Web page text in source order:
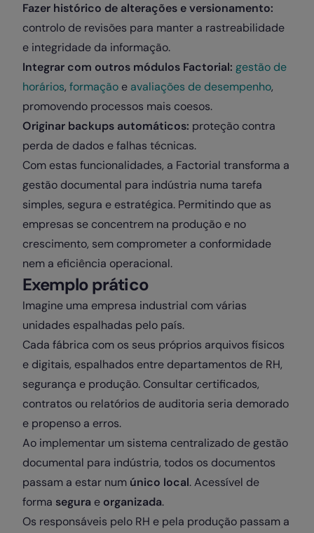
Fazer histórico de alterações e versionamento:
controlo de revisões para manter a rastreabilidade
e integridade da informação.
Integrar com outros módulos Factorial: gestão de
horários, formação e avaliações de desempenho,
promovendo processos mais coesos.
Originar backups automáticos: proteção contra
perda de dados e falhas técnicas.
Com estas funcionalidades, a Factorial transforma a
gestão documental para indústria numa tarefa
simples, segura e estratégica. Permitindo que as
empresas se concentrem na produção e no
crescimento, sem comprometer a conformidade
nem a eficiência operacional.
Exemplo prático
Imagine uma empresa industrial com várias
unidades espalhadas pelo país.
Cada fábrica com os seus próprios arquivos físicos
e digitais, espalhados entre departamentos de RH,
segurança e produção. Consultar certificados,
contratos ou relatórios de auditoria seria demorado
e propenso a erros.
Ao implementar um sistema centralizado de gestão
documental para indústria, todos os documentos
passam a estar num único local. Acessível de
forma segura e organizada.
Os responsáveis pelo RH e pela produção passam a